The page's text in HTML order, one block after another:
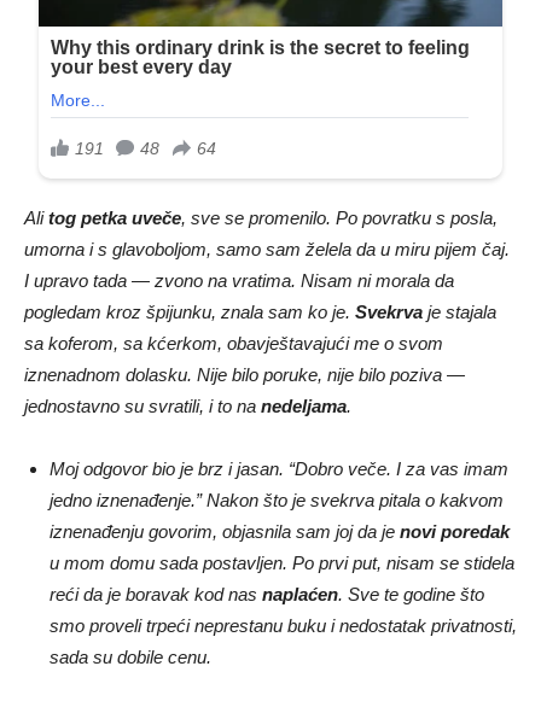
Alitog petka uveče, sve se promenilo. Po povratku s posla,
umorna i s glavoboljom, samo sam želela da u miru pijem čaj.
I upravo tada — zvono na vratima. Nisam ni morala da
pogledam kroz špijunku, znala sam ko je. Svekrva je stajala
sa koferom, sa kćerkom, obavještavajući me o svom
iznenadnom dolasku. Nije bilo poruke, nije bilo poziva —
jednostavno su svratili, i to na nedeljama.
Moj odgovor bio je brz i jasan. “Dobro veče. I za vas imam
jedno iznenađenje.” Nakon što je svekrva pitala o kakvom
iznenađenju govorim, objasnila sam joj da je novi poredak
u mom domu sada postavljen. Po prvi put, nisam se stidela
reći da je boravak kod nas naplaćen. Sve te godine što
smo proveli trpeći neprestanu buku i nedostatak privatnosti,
sada su dobile cenu.